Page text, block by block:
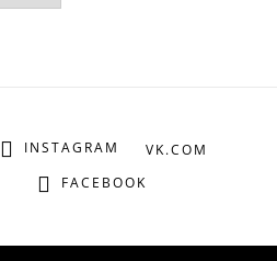
INSTAGRAM
VK.COM
FACEBOOK